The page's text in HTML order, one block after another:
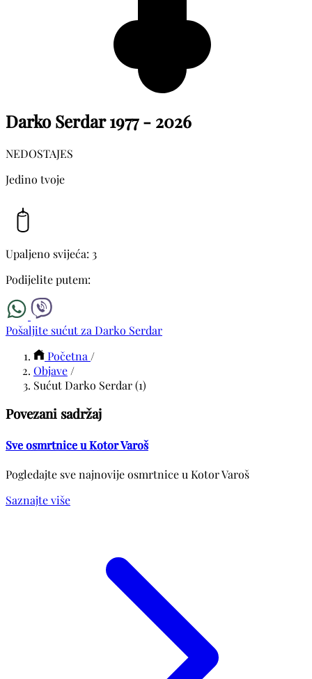
Darko Serdar1977 - 2026
NEDOSTAJES
Jedino tvoje
Upaljeno svijeća: 3
Podijelite putem:
Pošaljite sućut za Darko Serdar
Početna /
Objave /
Sućut Darko Serdar (1)
Povezani sadržaj
Sve osmrtnice u Kotor Varoš
Pogledajte sve najnovije osmrtnice u Kotor Varoš
Saznajte više